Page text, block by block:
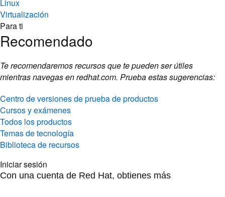
Linux
Virtualización
Para ti
Recomendado
Te recomendaremos recursos que te pueden ser útiles
mientras navegas en redhat.com. Prueba estas sugerencias:
Centro de versiones de prueba de productos
Cursos y exámenes
Todos los productos
Temas de tecnología
Biblioteca de recursos
Iniciar sesión
Con una cuenta de Red Hat, obtienes más